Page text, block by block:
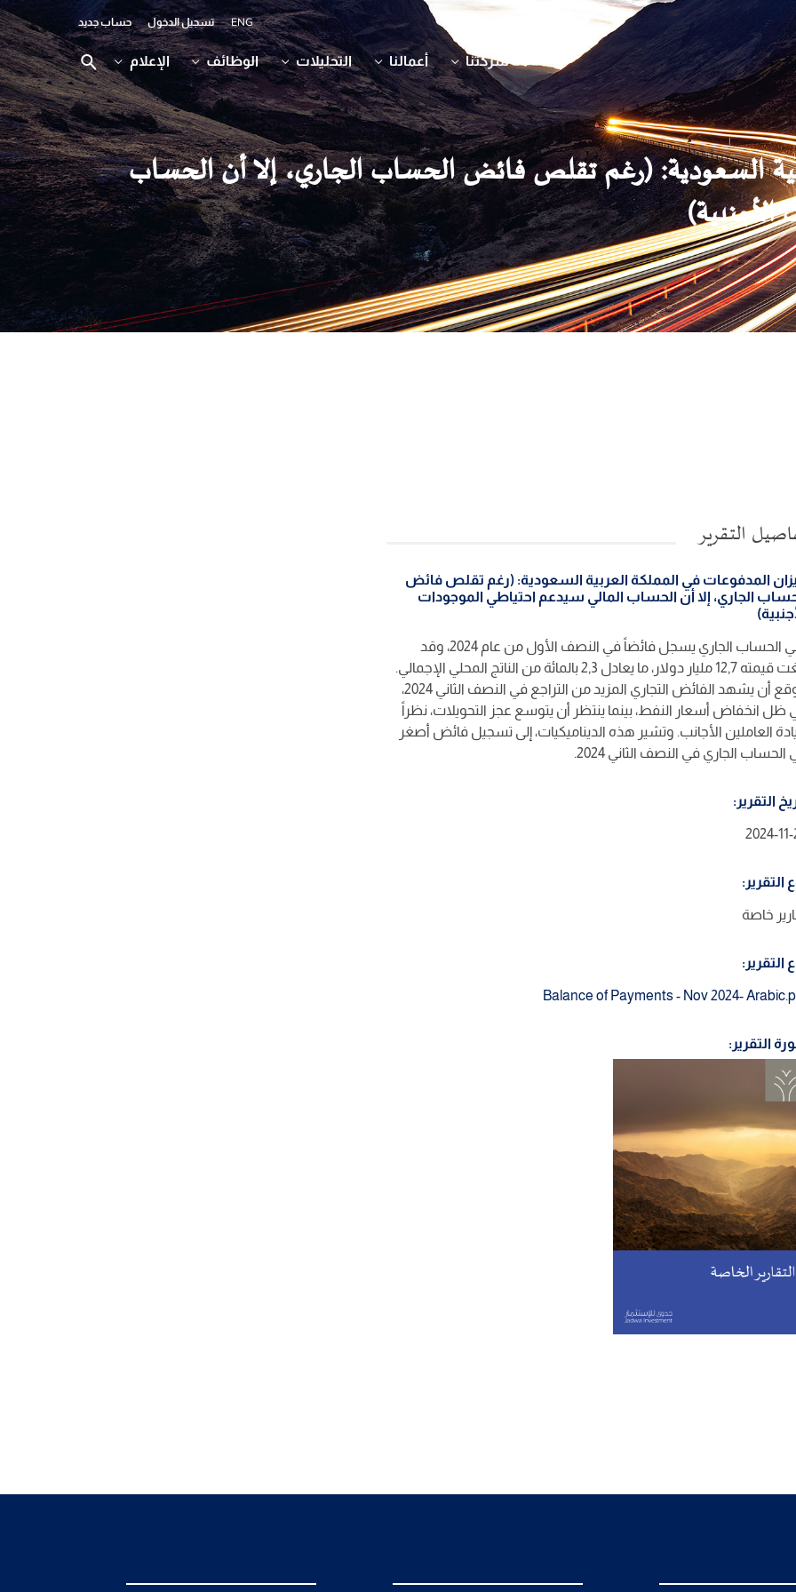
ENG تسجيل الدخول حساب جديد
شركتنا أعمالنا التحليلات الوظائف الإعلام
السعودية: (رغم تقلص فائض الحساب الجاري، إلا أن الحساب
الأجنبية)
التقرير
المدفوعات في المملكة العربية السعودية: (رغم تقلص فائض
الجاري، إلا أن الحساب المالي سيدعم احتياطي الموجودات
بقي الحساب الجاري يسجل فائضاً في النصف الأول من عام 2024، وقد
بلغت قيمته 12,7 مليار دولار، ما يعادل 2,3 بالمائة من الناتج المحلي الإجمالي.
يتوقع أن يشهد الفائض التجاري المزيد من التراجع في النصف الثاني 2024،
ظل انخفاض أسعار النفط، بينما ينتظر أن يتوسع عجز التحويلات، نظراً
العاملين الأجانب. وتشير هذه الديناميكيات، إلى تسجيل فائض أصغر
الحساب الجاري في النصف الثاني 2024.
التقرير:
2024-11-
التقرير:
خاصة
التقرير:
Balance of Payments - Nov 2024-
التقرير: